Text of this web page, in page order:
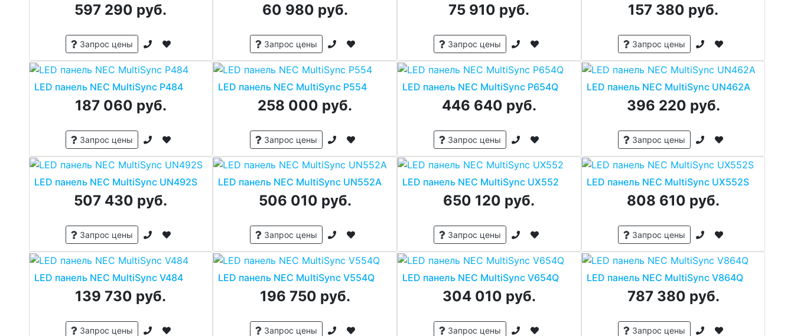
597 290 руб.
Запрос цены
60 980 руб.
Запрос цены
75 910 руб.
Запрос цены
157 380 руб.
Запрос цены
LED панель NEC MultiSync P484
187 060 руб.
Запрос цены
LED панель NEC MultiSync P554
258 000 руб.
Запрос цены
LED панель NEC MultiSync P654Q
446 640 руб.
Запрос цены
LED панель NEC MultiSync UN462A
396 220 руб.
Запрос цены
LED панель NEC MultiSync UN492S
507 430 руб.
Запрос цены
LED панель NEC MultiSync UN552A
506 010 руб.
Запрос цены
LED панель NEC MultiSync UX552
650 120 руб.
Запрос цены
LED панель NEC MultiSync UX552S
808 610 руб.
Запрос цены
LED панель NEC MultiSync V484
139 730 руб.
Запрос цены
LED панель NEC MultiSync V554Q
196 750 руб.
Запрос цены
LED панель NEC MultiSync V654Q
304 010 руб.
Запрос цены
LED панель NEC MultiSync V864Q
787 380 руб.
Запрос цены